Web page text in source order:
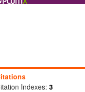
Indexes: 3